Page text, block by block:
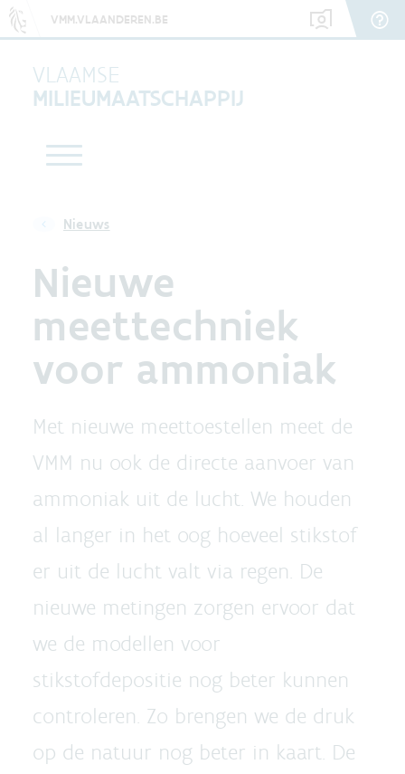
VMM.VLAANDEREN.BE
VLAAMSE
MILIEUMAATSCHAPPIJ
Nieuws
Nieuwe
meettechniek
voor ammoniak
Met nieuwe meettoestellen meet de
VMM nu ook de directe aanvoer van
ammoniak uit de lucht. We houden
al langer in het oog hoeveel stikstof
er uit de lucht valt via regen. De
nieuwe metingen zorgen ervoor dat
we de modellen voor
stikstofdepositie nog beter kunnen
controleren. Zo brengen we de druk
op de natuur nog beter in kaart. De